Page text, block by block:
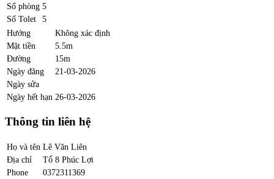
Số phòng 5
Số Tolet
5
Hướng
Không xác định
Mặt tiền
5.5m
Đường
15m
Ngày đăng
21-03-2026
Ngày sửa
Ngày hết hạn 26-03-2026
Thông tin liên hệ
Họ và tên Lê Văn Liên
Địa chỉ
Tổ 8 Phúc Lợi
Phone
0372311369